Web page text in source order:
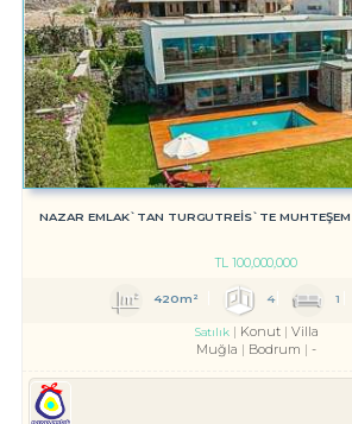
NAZAR EMLAK`TAN TURGUTREİS`TE MUHTEŞEM
TL100,000,000
420m² 4 1
Satılık Konut
Villa
Muğla
Bodrum -